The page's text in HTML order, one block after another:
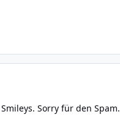
Sorry für den Spam.